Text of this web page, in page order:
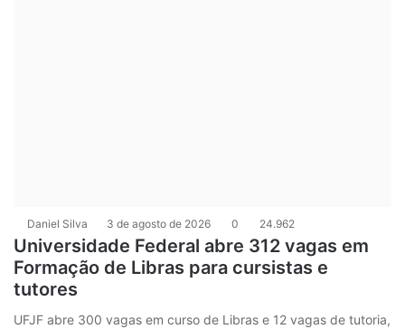
Daniel Silva 3 de agosto de 2026 0 24.962
Universidade Federal abre 312 vagas em
Formação de Libras para cursistas e
tutores
UFJF abre 300 vagas em curso de Libras e 12 vagas de tutoria,